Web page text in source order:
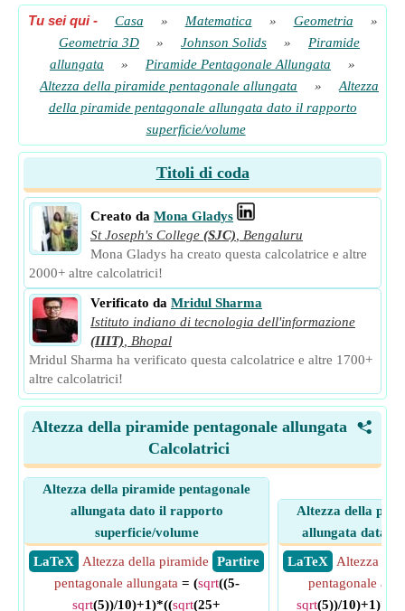
Tu sei qui- Casa » Matematica » Geometria
»
Geometria 3D
» Johnson Solids »
Piramide
allungata
» Piramide Pentagonale Allungata
»
Altezza della piramide pentagonale allungata
»
Altezza
della piramide pentagonale allungata dato il rapporto
superficie/volume
Titoli di coda
Creato da Mona Gladys
St Joseph's College (SJC)
Bengaluru
Mona Gladys ha creato questa calcolatrice e altre
2000+ altre calcolatrici!
Verificato da Mridul Sharma
Istituto indiano di tecnologia dell'informazione
(IIIT)
Bhopal
Mridul Sharma ha verificato questa calcolatrice e altre 1700+
altre calcolatrici!
<
Altezza della piramide pentagonale allungata
Calcolatrici
Altezza della piramide pentagonale
allungata dato il rapporto
superficie/volume
​ LaTeX
​ Partire
Altezza della piramide
pentagonale allungata = (sqrt((5-
sqrt(5))/10)+1)*((sqrt(25+
Altezza della
allungata data
​ LaTeX
Altezza
pentagonale
sqrt(5))/10)+1)*